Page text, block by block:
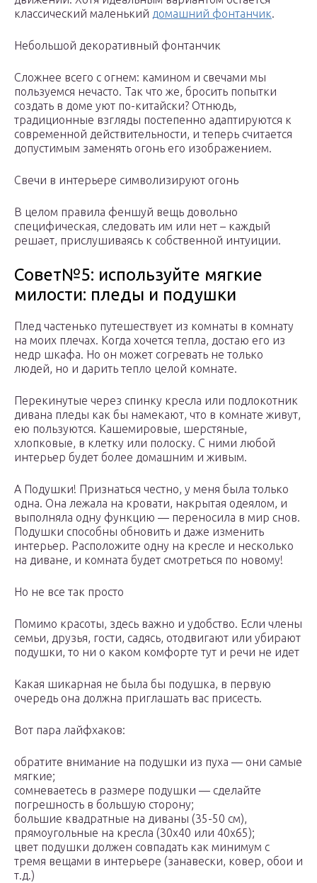
классический маленький домашний фонтанчик.
Небольшой декоративный фонтанчик
Сложнее всего с огнем: камином и свечами мы
пользуемся нечасто. Так что же, бросить попытки
создать в доме уют по-китайски? Отнюдь,
традиционные взгляды постепенно адаптируются к
современной действительности, и теперь считается
допустимым заменять огонь его изображением.
Свечи в интерьере символизируют огонь
В целом правила феншуй вещь довольно
специфическая, следовать им или нет – каждый
решает, прислушиваясь к собственной интуиции.
Совет№5: используйте мягкие
милости: пледы и подушки
Плед частенько путешествует из комнаты в комнату
на моих плечах. Когда хочется тепла, достаю его из
недр шкафа. Но он может согревать не только
людей, но и дарить тепло целой комнате.
Перекинутые через спинку кресла или подлокотник
дивана пледы как бы намекают, что в комнате живут,
ею пользуются. Кашемировые, шерстяные,
хлопковые, в клетку или полоску. С ними любой
интерьер будет более домашним и живым.
А Подушки! Признаться честно, у меня была только
одна. Она лежала на кровати, накрытая одеялом, и
выполняла одну функцию — переносила в мир снов.
Подушки способны обновить и даже изменить
интерьер. Расположите одну на кресле и несколько
на диване, и комната будет смотреться по новому!
Но не все так просто
Помимо красоты, здесь важно и удобство. Если члены
семьи, друзья, гости, садясь, отодвигают или убирают
подушки, то ни о каком комфорте тут и речи не идет
Какая шикарная не была бы подушка, в первую
очередь она должна приглашать вас присесть.
Вот пара лайфхаков:
обратите внимание на подушки из пуха — они самые
мягкие;
сомневаетесь в размере подушки — сделайте
погрешность в большую сторону;
большие квадратные на диваны (35-50 см),
прямоугольные на кресла (30х40 или 40х65);
цвет подушки должен совпадать как минимум с
тремя вещами в интерьере (занавески, ковер, обои и
т.д.)